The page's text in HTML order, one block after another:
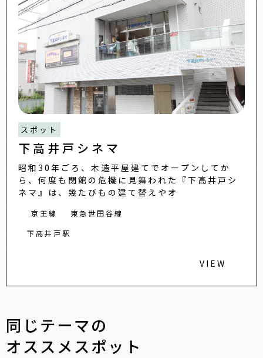
スポット
下高井戸シネマ
昭和30年ごろ、木造平屋建てでオープンしてか
ら、何度も閉館の危機に見舞われた『下高井戸シ
ネマ』は、幾たびもの建て替えやオ
京王線
東急世田谷線
下高井戸駅
VIEW
同じテーマの
オススメスポット